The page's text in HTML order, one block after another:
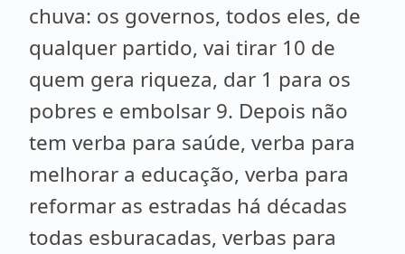
chuva: os governos, todos eles, de
qualquer partido, vai tirar 10 de
quem gera riqueza, dar 1 para os
pobres e embolsar 9. Depois não
tem verba para saúde, verba para
melhorar a educação, verba para
reformar as estradas há décadas
todas esburacadas, verbas para